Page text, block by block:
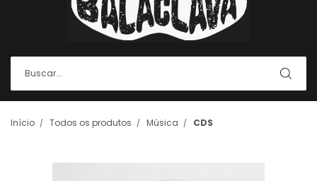
Início Todos os produtos Música CDS